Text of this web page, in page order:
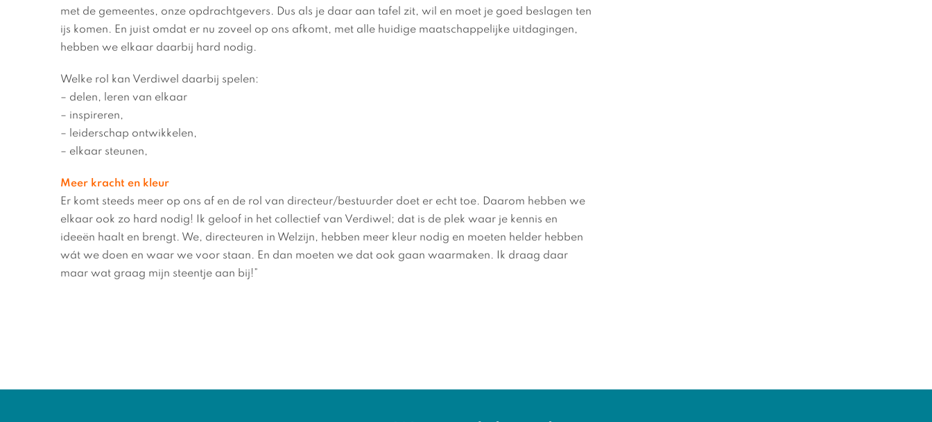
met de gemeentes, onze opdrachtgevers. Dus als je daar aan tafel zit, wil en moet je goed beslagen ten
ijs komen. En juist omdat er nu zoveel op ons afkomt, met alle huidige maatschappelijke uitdagingen,
hebben we elkaar daarbij hard nodig.
Welke rol kan Verdiwel daarbij spelen:
– delen, leren van elkaar
– inspireren,
– leiderschap ontwikkelen,
– elkaar steunen,
Meer kracht en kleur
Er komt steeds meer op ons af en de rol van directeur/bestuurder doet er echt toe. Daarom hebben we
elkaar ook zo hard nodig! Ik geloof in het collectief van Verdiwel; dat is de plek waar je kennis en
ideeën haalt en brengt. We, directeuren in Welzijn, hebben meer kleur nodig en moeten helder hebben
wát we doen en waar we voor staan. En dan moeten we dat ook gaan waarmaken. Ik draag daar
maar wat graag mijn steentje aan bij!”